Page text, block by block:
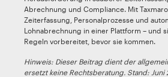
Abrechnung und Compliance. Mit
Zeiterfassung, Personalprozesse und
Lohnabrechnung in einer Plattform – und
Regeln vorbereitet, bevor sie kommen.
Hinweis: Dieser Beitrag dient der
ersetzt keine Rechtsberatung. Stand: Juni